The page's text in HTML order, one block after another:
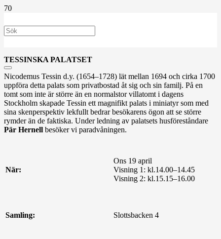
TESSINSKA PALATSET
Nicodemus Tessin d.y. (1654–1728) lät mellan 1694 och cirka 1700
uppföra detta palats som privatbostad åt sig och sin familj. På en
tomt som inte är större än en normalstor villatomt i dagens
Stockholm skapade Tessin ett magnifikt palats i miniatyr som med
sina skenperspektiv lekfullt bedrar besökarens ögon att se större
rymder än de faktiska. Under ledning av palatsets husföreståndare
Pär Hernell besöker vi paradvåningen.
När:
Ons 19 april
Visning 1: kl.14.00–14.45
Visning 2: kl.15.15–16.00
Samling: Slottsbacken 4